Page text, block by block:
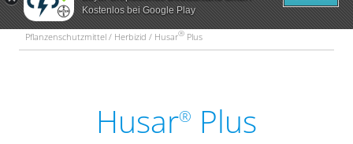
Kostenlos bei Google Play
Pflanzenschutzmittel / Herbizid / Husar® Plus
Husar® Plus